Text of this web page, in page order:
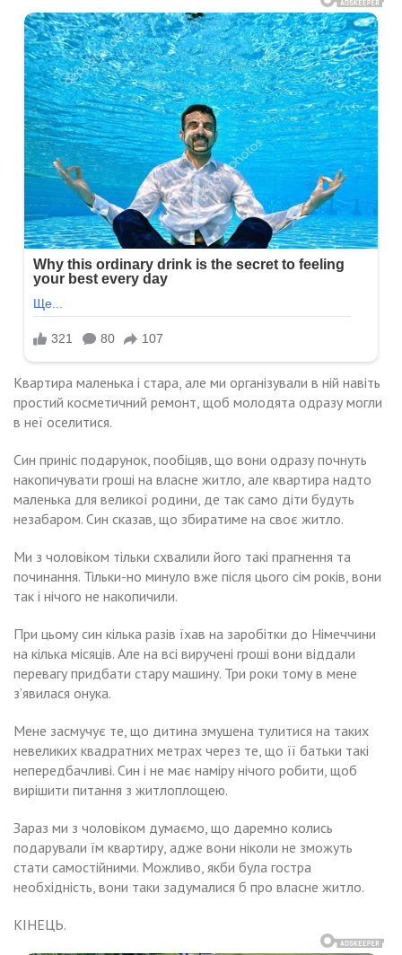
Квартира маленька і стара, але ми організували в ній навіть
простий косметичний ремонт, щоб молодята одразу могли
в неї оселитися.
Син приніс подарунок, пообіцяв, що вони одразу почнуть
накопичувати гроші на власне житло, але квартира надто
маленька для великої родини, де так само діти будуть
незабаром. Син сказав, що збиратиме на своє житло.
Ми з чоловіком тільки схвалили його такі прагнення та
починання. Тільки-но минуло вже після цього сім років, вони
так і нічого не накопичили.
При цьому син кілька разів їхав на заробітки до Німеччини
на кілька місяців. Але на всі виручені гроші вони віддали
перевагу придбати стару машину. Три роки тому в мене
з’явилася онука.
Мене засмучує те, що дитина змушена тулитися на таких
невеликих квадратних метрах через те, що її батьки такі
непередбачливі. Син і не має наміру нічого робити, щоб
вирішити питання з житлоплощею.
Зараз ми з чоловіком думаємо, що даремно колись
подарували їм квартиру, адже вони ніколи не зможуть
стати самостійними. Можливо, якби була гостра
необхідність, вони таки задумалися б про власне житло.
КІНЕЦЬ.